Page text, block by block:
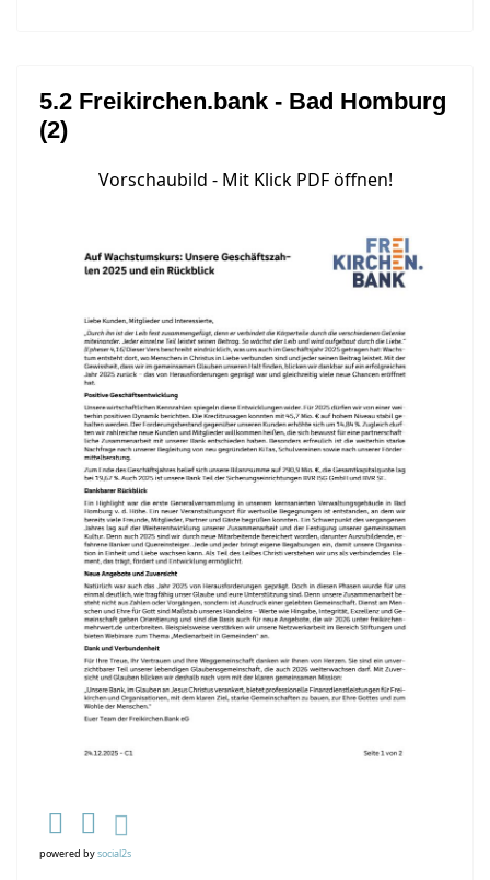
5.2 Freikirchen.bank - Bad Homburg
(2)
Vorschaubild - Mit Klick PDF öffnen!
powered bysocial2s